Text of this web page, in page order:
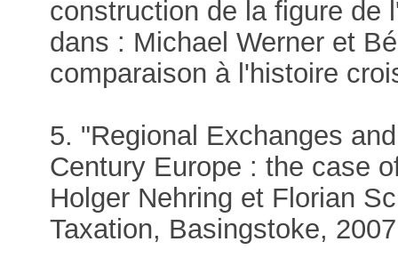
construction de la figure de
dans : Michael Werner et
comparaison à l'histoire
5. "Regional Exchanges
Century Europe : the case
Holger Nehring et Florian
Taxation, Basingstoke,